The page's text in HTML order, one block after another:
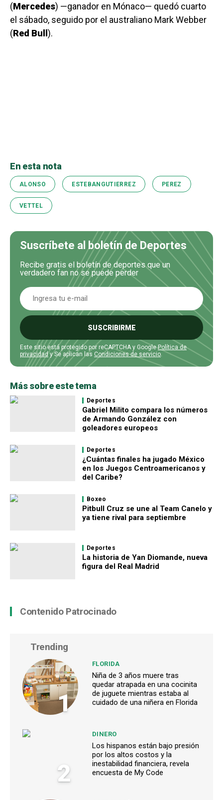
(Mercedes) —ganador en Mónaco— quedó cuarto
el sábado, seguido por el australiano Mark Webber
(Red Bull ).
En esta nota
ALONSO ESTEBANGUTIERREZ PEREZ
VETTEL
Suscríbete al boletín de Deportes
Recibe gratis el boletín de deportes que un
verdadero fan no se puede perder
SUSCRIBIRME
Este sitio está protegido por reCAPTCHA y GooglePolítica de
privacidady Se aplican las Condiciones de servicio.
Más sobre este tema
Deportes
Gabriel Milito compara los números
de Armando González con
goleadores europeos
Deportes
¿Cuántas finales ha jugado México
en los Juegos Centroamericanos y
del Caribe?
Boxeo
Pitbull Cruz se une al Team Canelo y
ya tiene rival para septiembre
Deportes
La historia de Yan Diomande, nueva
figura del Real Madrid
Contenido Patrocinado
Trending
1
FLORIDA
Niña de 3 años muere tras
quedar atrapada en una cocinita
de juguete mientras estaba al
cuidado de una niñera en Florida
2
DINERO
Los hispanos están bajo presión
por los altos costos y la
inestabilidad financiera, revela
encuesta de My Code